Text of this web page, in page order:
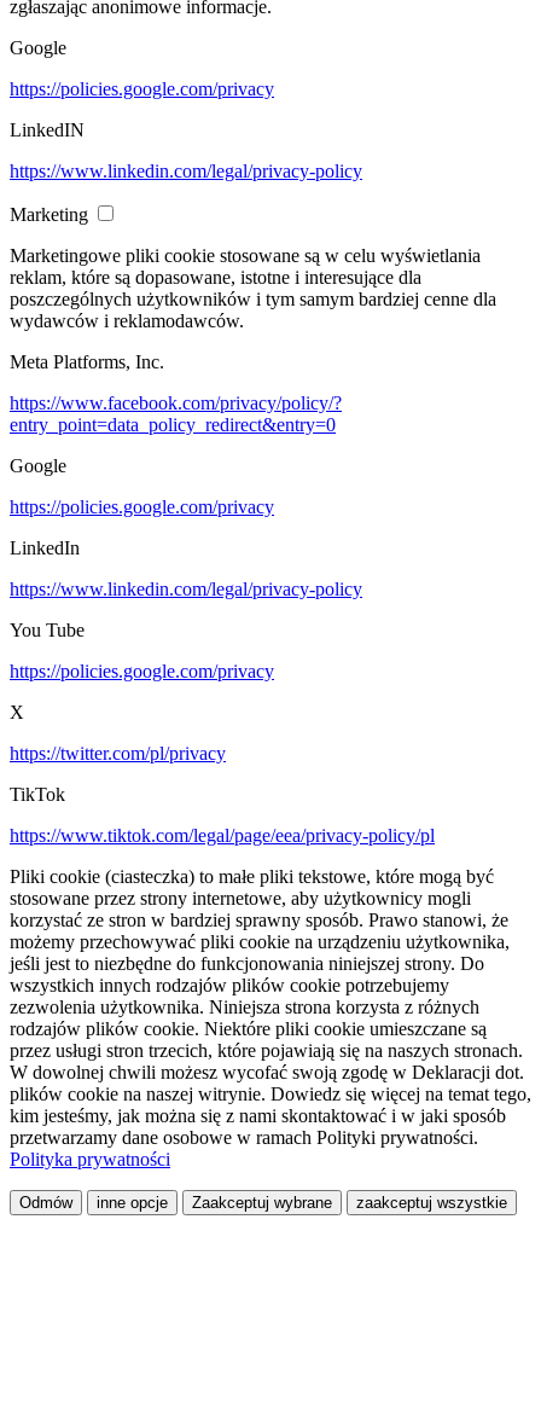
zgłaszając anonimowe informacje.
Google
https://policies.google.com/privacy
LinkedIN
https://www.linkedin.com/legal/privacy-policy
Marketing
Marketingowe pliki cookie stosowane są w celu wyświetlania
reklam, które są dopasowane, istotne i interesujące dla
poszczególnych użytkowników i tym samym bardziej cenne dla
wydawców i reklamodawców.
Meta Platforms, Inc.
https://www.facebook.com/privacy/policy/?
entry_point=data_policy_redirect&entry=0
Google
https://policies.google.com/privacy
LinkedIn
https://www.linkedin.com/legal/privacy-policy
You Tube
https://policies.google.com/privacy
X
https://twitter.com/pl/privacy
TikTok
https://www.tiktok.com/legal/page/eea/privacy-policy/pl
Pliki cookie (ciasteczka) to małe pliki tekstowe, które mogą być
stosowane przez strony internetowe, aby użytkownicy mogli
korzystać ze stron w bardziej sprawny sposób. Prawo stanowi, że
możemy przechowywać pliki cookie na urządzeniu użytkownika,
jeśli jest to niezbędne do funkcjonowania niniejszej strony. Do
wszystkich innych rodzajów plików cookie potrzebujemy
zezwolenia użytkownika. Niniejsza strona korzysta z różnych
rodzajów plików cookie. Niektóre pliki cookie umieszczane są
przez usługi stron trzecich, które pojawiają się na naszych stronach.
W dowolnej chwili możesz wycofać swoją zgodę w Deklaracji dot.
plików cookie na naszej witrynie. Dowiedz się więcej na temat tego,
kim jesteśmy, jak można się z nami skontaktować i w jaki sposób
przetwarzamy dane osobowe w ramach Polityki prywatności.
Polityka prywatności
Odmów inne opcje Zaakceptuj wybrane zaakceptuj wszystkie